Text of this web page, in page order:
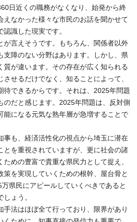
日近くの職務がなくなり、始発から終
えなかった様々な市民のお話を聞かせて
識した現実です。
が言えそうです。もちろん、関係者以外
支障のない分野はあります。しかし、県
質が違います。その存在が広く知られる
せるだけでなく、知ることによって、
待できるからです。それは、2025年問題
のだと感じます。2025年問題は、反対側
能になる元気な熟年層が急増することで
事も、経済活性化の視点から埼玉に潜在
とを重視されていますが、更に社会の諸
めの豊富で貴重な県民力として捉え、
策を実現していくための根幹、屋台骨と
県民にアピールしていくべきであると
ょう。
手法はほぼ全て行っており、限界があり